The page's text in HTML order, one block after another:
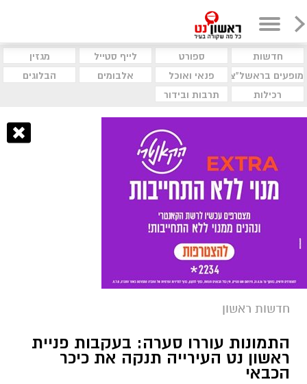
חדשות ספורט לייף סטייל
מגזין
מופעים בראשל"צ
פנאי ואוכל אלבומים
הבלוגים
רכילות
תרבות ובידור
חדשות ראשון
התמונות עוררו סערה: בעקבות פניית
ראשון נט העירייה תנקה את כיכר
הכבאי